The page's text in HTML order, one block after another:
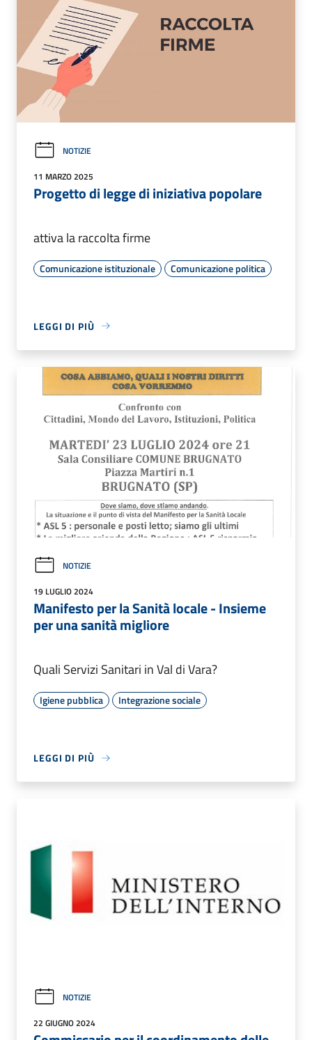
NOTIZIE
11 MARZO 2025
Progetto di legge di iniziativa popolare
attiva la raccolta firme
Comunicazione istituzionale Comunicazione politica
LEGGI DI PIÙ
NOTIZIE
19 LUGLIO 2024
Manifesto per la Sanità locale - Insieme
per una sanità migliore
Quali Servizi Sanitari in Val di Vara?
Igiene pubblica Integrazione sociale
LEGGI DI PIÙ
NOTIZIE
22 GIUGNO 2024